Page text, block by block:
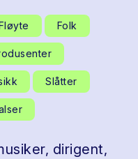
Folk
Slåtter
dirigent,